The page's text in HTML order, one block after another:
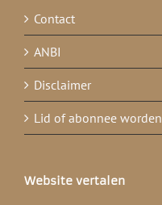
Contact
ANBI
Disclaimer
Lid of abonnee worden
Website vertalen